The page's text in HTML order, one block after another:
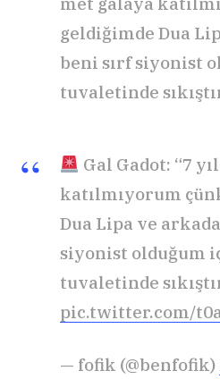
geldiğimde Dua
beni sırf siyonist
tuvaletinde
Gal Gadot: “7
katılmıyorum
Dua Lipa ve
siyonist olduğum
tuvaletinde
pic.twitter.com/
— fofik (@benfofik)